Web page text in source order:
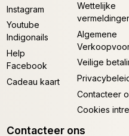
Instagram
Youtube
Indigonails
Help
Facebook
Cadeau kaart
Wettelijke
Algemene
Veilige
Contacteer
Cookies
Contacteer ons